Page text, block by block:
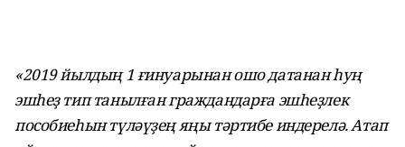
«2019 йылдың 1 ғинуарынан ошо датанан һуң
эшһеҙ тип танылған граждандарға эшһеҙлек
пособиеһын түләүҙең яңы тәртибе индерелә. Атап